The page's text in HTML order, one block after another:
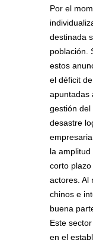
Por el
destinada
población.
estos
el déficit
apuntadas
gestión
desastre
la
corto
actores. Al
chinos e
buena
Este
en el